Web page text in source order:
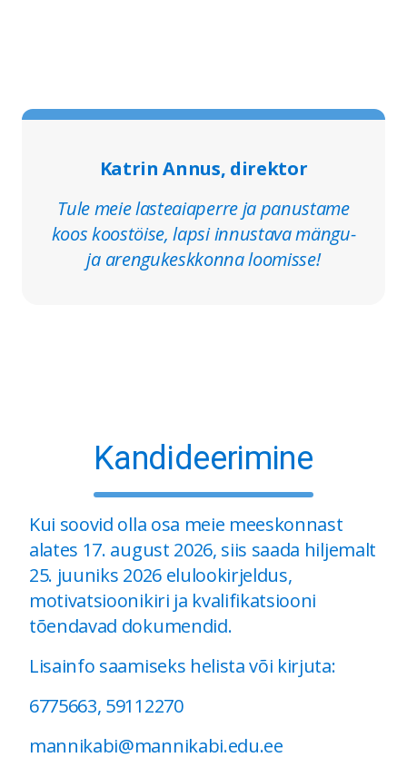
Katrin Annus, direktor
Tule meie lasteaiaperre ja panustame
koos koostöise, lapsi innustava mängu-
ja arengukeskkonna loomisse!
Kandideerimine
Kui soovid olla osa meie meeskonnast
alates 17. august 2026, siis saada hiljemalt
25. juuniks 2026 elulookirjeldus,
motivatsioonikiri ja kvalifikatsiooni
tõendavad dokumendid.
Lisainfo saamiseks helista või kirjuta:
6775663, 59112270
mannikabi@mannikabi.edu.ee